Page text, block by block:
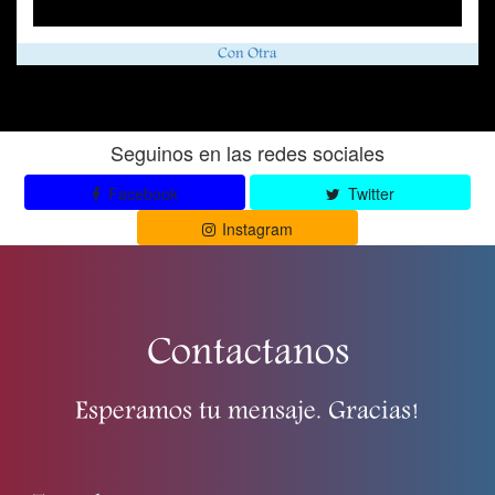
Con Otra
Seguinos en las redes sociales
Facebook
Twitter
Instagram
Contactanos
Esperamos tu mensaje. Gracias!